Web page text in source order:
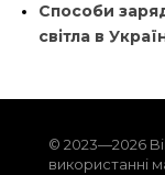
Способи
світла в
© 2023—2026
використанні